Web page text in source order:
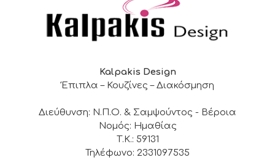
Kalpakis Design
Έπιπλα – Κουζίνες – Διακόσμηση
Διεύθυνση: Ν.Π.Ο. & Σαμψούντος - Βέροια
Νομός: Ημαθίας
Τ.Κ.: 59131
Τηλέφωνο: 2331097535